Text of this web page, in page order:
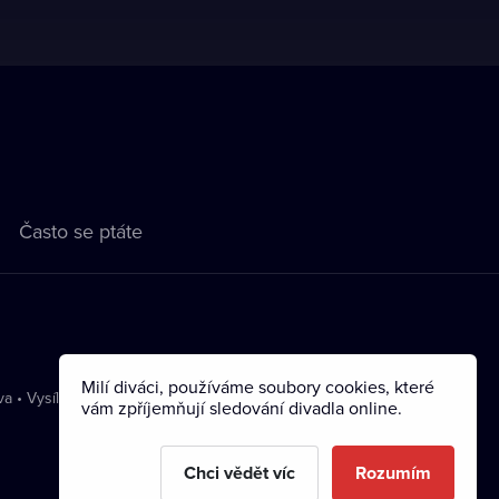
Často se ptáte
• Vysílání
Milí diváci, používáme soubory cookies, které
vám zpříjemňují sledování divadla online.
Chci vědět víc Rozumím